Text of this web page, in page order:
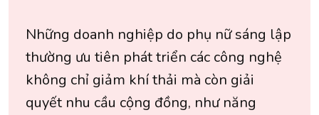
Những doanh nghiệp do phụ nữ sáng lập
thường ưu tiên phát triển các công nghệ
không chỉ giảm khí thải mà còn giải
quyết nhu cầu cộng đồng, như năng